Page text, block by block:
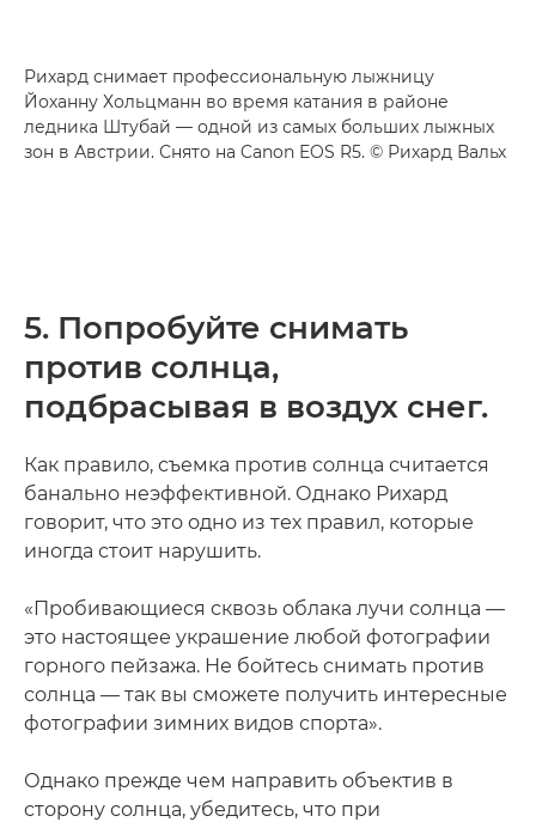
Рихард снимает профессиональную лыжницу
Йоханну Хольцманн во время катания в районе
ледника Штубай — одной из самых больших лыжных
зон в Австрии. Снято на Canon EOS R5. © Рихард Вальх
5. Попробуйте снимать
против солнца,
подбрасывая в воздух снег.
Как правило, съемка против солнца считается
банально неэффективной. Однако Рихард
говорит, что это одно из тех правил, которые
иногда стоит нарушить.
«Пробивающиеся сквозь облака лучи солнца —
это настоящее украшение любой фотографии
горного пейзажа. Не бойтесь снимать против
солнца — так вы сможете получить интересные
фотографии зимних видов спорта».
Однако прежде чем направить объектив в
сторону солнца, убедитесь, что при